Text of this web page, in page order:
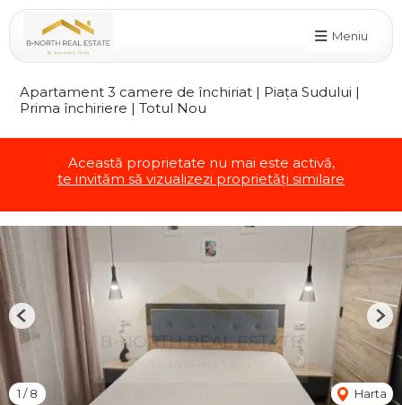
Meniu
Apartament 3 camere de închiriat | Piața Sudului |
Prima închiriere | Totul Nou
Această proprietate nu mai este activă,
te invităm să vizualizezi proprietăți similare
1 /8 Harta
Previous